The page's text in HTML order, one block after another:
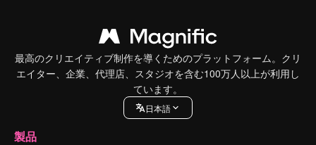
最高のクリエイティブ制作を導くためのプラットフォーム。クリ
エイター、企業、代理店、スタジオを含む100万人以上が利用し
ています。
日本語
製品